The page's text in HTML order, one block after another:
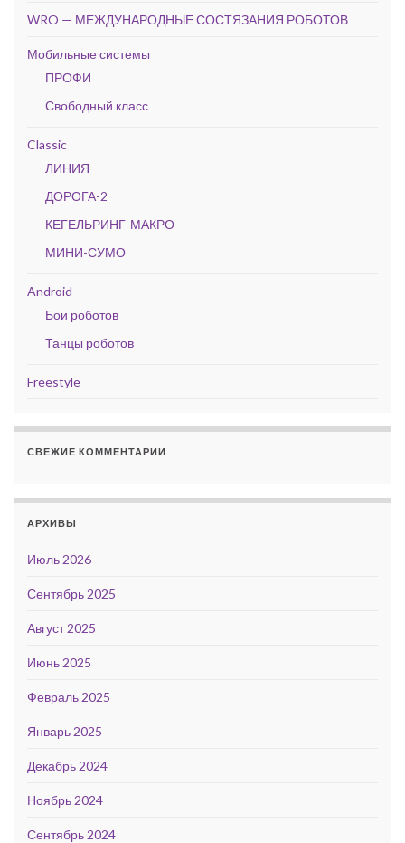
WRO — МЕЖДУНАРОДНЫЕ СОСТЯЗАНИЯ РОБОТОВ
Мобильные системы
ПРОФИ
Свободный класс
Classic
ЛИНИЯ
ДОРОГА-2
КЕГЕЛЬРИНГ-МАКРО
МИНИ-СУМО
Android
Бои роботов
Танцы роботов
Freestyle
СВЕЖИЕ КОММЕНТАРИИ
АРХИВЫ
Июль 2026
Сентябрь 2025
Август 2025
Июнь 2025
Февраль 2025
Январь 2025
Декабрь 2024
Ноябрь 2024
Сентябрь 2024